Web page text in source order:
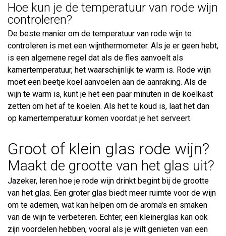
Hoe kun je de temperatuur van rode wijn
controleren?
De beste manier om de temperatuur van rode wijn te
controleren is met een wijnthermometer. Als je er geen hebt,
is een algemene regel dat als de fles aanvoelt als
kamertemperatuur, het waarschijnlijk te warm is. Rode wijn
moet een beetje koel aanvoelen aan de aanraking. Als de
wijn te warm is, kunt je het een paar minuten in de koelkast
zetten om het af te koelen. Als het te koud is, laat het dan
op kamertemperatuur komen voordat je het serveert.
Groot of klein glas rode wijn?
Maakt de grootte van het glas uit?
Jazeker, leren hoe je rode wijn drinkt begint bij de grootte
van het glas. Een groter glas biedt meer ruimte voor de wijn
om te ademen, wat kan helpen om de aroma's en smaken
van de wijn te verbeteren. Echter, een kleinerglas kan ook
zijn voordelen hebben, vooral als je wilt genieten van een